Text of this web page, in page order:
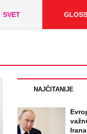
SVET
NAJČITANIJE